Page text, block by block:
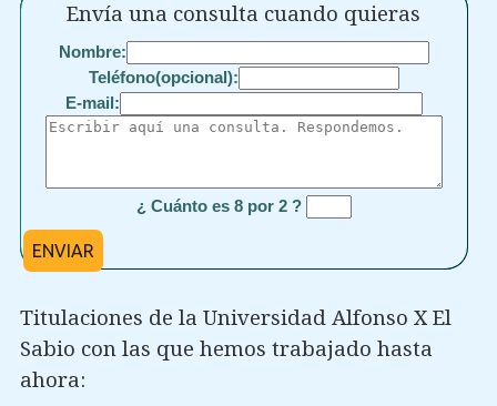
Envía una consulta cuando quieras
Nombre:
Teléfono(opcional):
E-mail:
¿ Cuánto es 8 por 2 ?
ENVIAR
Titulaciones de la Universidad Alfonso X El
Sabio con las que hemos trabajado hasta
ahora: